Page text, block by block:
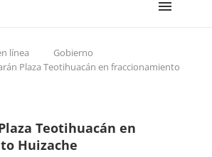
línea
Gobierno
Plaza Teotihuacán en fraccionamiento
Teotihuacán en
Huizache